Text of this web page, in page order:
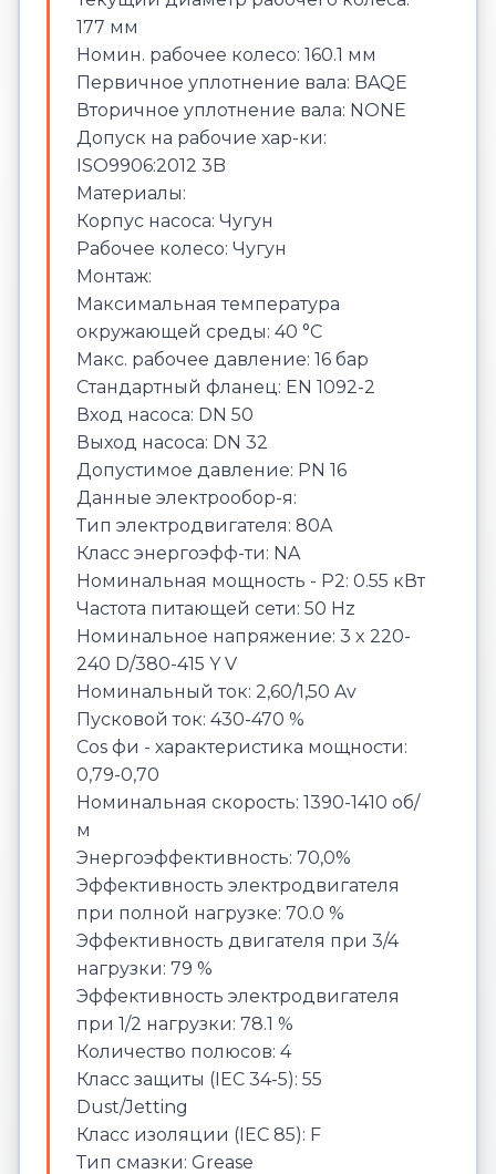
177 мм
Номин. рабочее колесо: 160.1 мм
Первичное уплотнение вала: BAQE
Вторичное уплотнение вала: NONE
Допуск на рабочие хар-ки:
ISO9906:2012 3B
Материалы:
Корпус насоса: Чугун
Рабочее колесо: Чугун
Монтаж:
Максимальная температура
окружающей среды: 40 °C
Макс. рабочее давление: 16 бар
Стандартный фланец: EN 1092-2
Вход насоса: DN 50
Выход насоса: DN 32
Допустимое давление: PN 16
Данные электрообор-я:
Тип электродвигателя: 80A
Класс энергоэфф-ти: NA
Номинальная мощность - P2: 0.55 кВт
Частота питающей сети: 50 Hz
Номинальное напряжение: 3 x 220-
240 D/380-415 Y V
Номинальный ток: 2,60/1,50 Av
Пусковой ток: 430-470 %
Cos фи - характеристика мощности:
0,79-0,70
Номинальная скорость: 1390-1410 об/
м
Энергоэффективность: 70,0%
Эффективность электродвигателя
при полной нагрузке: 70.0 %
Эффективность двигателя при 3/4
нагрузки: 79 %
Эффективность электродвигателя
при 1/2 нагрузки: 78.1 %
Количество полюсов: 4
Класс защиты (IEC 34-5): 55
Dust/Jetting
Класс изоляции (IEC 85): F
Тип смазки: Grease